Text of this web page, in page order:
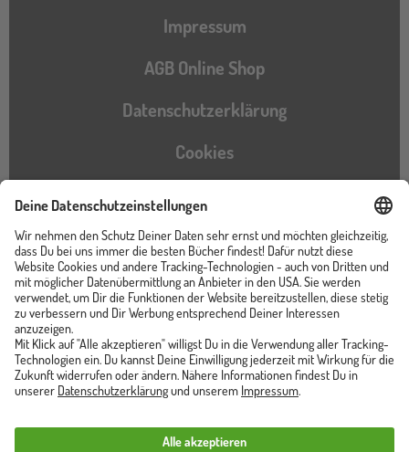
Impressum
AGB Online Shop
Datenschutzerklärung
Cookies
Barrierefreiheitserklärung
Instagram
TikTokPinterestYouTubeFacebook
Unser Shop ist von
Trusted Shops zertifiziert